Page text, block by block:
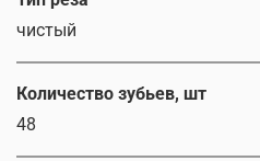
чистый
Количество зубьев, шт
48